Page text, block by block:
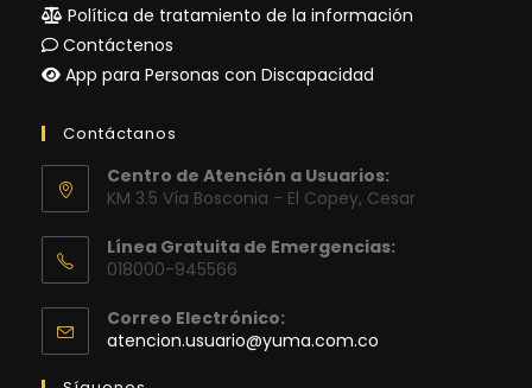
Política de tratamiento de la información
Contáctenos
App para Personas con Discapacidad
Contáctanos
Centro de Atención a Usuarios:
KM 3.5 Vía Bosconia - El Copey, Cesar
Línea Gratuita de Emergencias:
018000-945566
Correo Electrónico:
atencion.usuario@yuma.com.co